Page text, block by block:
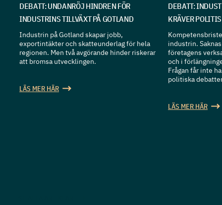
DEBATT: UNDANRÖJ HINDREN FÖR
INDUSTRINS TILLVÄXT PÅ GOTLAND
Industrin på Gotland skapar jobb,
exportintäkter och skatteunderlag för hela
regionen. Men två avgörande hinder riskerar
att bromsa utvecklingen.
LÄS MER HÄR
DEBATT:
KRÄVER
industrin.
företagens
och i
Frågan får inte
politiska
LÄS MER HÄR